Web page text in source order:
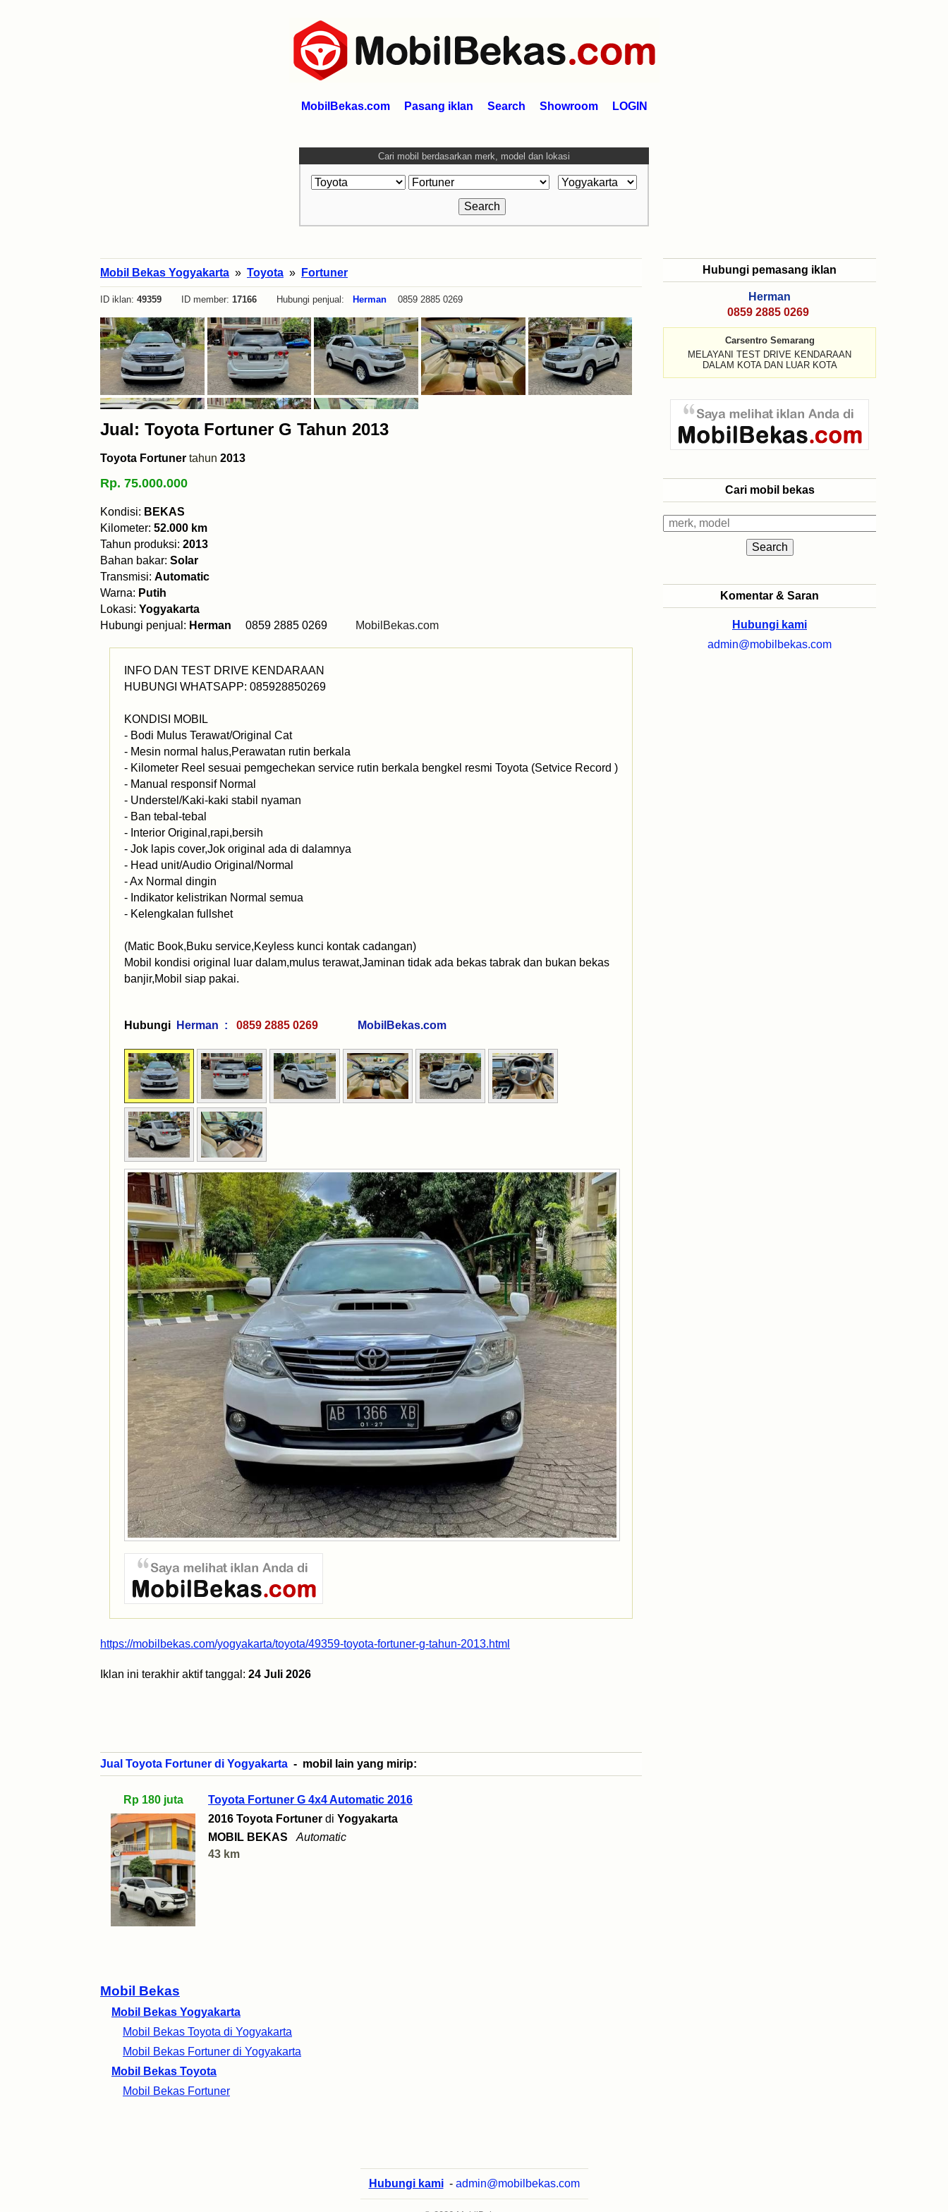
MobilBekas.com Pasang iklan Search Showroom LOGIN
Cari mobil berdasarkan merk, model dan lokasi
Mobil Bekas
Mobil Bekas Yogyakarta
Mobil Bekas Toyota di Yogyakarta
Mobil Bekas Fortuner di Yogyakarta
Mobil Bekas Toyota
Mobil Bekas Fortuner
Mobil Bekas Yogyakarta » Toyota » Fortuner
ID iklan: 49359 ID member: 17166 Hubungi penjual: Herman 0859 2885 0269
Jual: Toyota Fortuner G Tahun 2013
Toyota Fortuner tahun 2013
Rp. 75.000.000
Kondisi: BEKAS
Kilometer: 52.000 km
Tahun produksi: 2013
Bahan bakar: Solar
Transmisi: Automatic
Warna: Putih
Lokasi: Yogyakarta
Hubungi penjual: Herman 0859 2885 0269 MobilBekas.com
INFO DAN TEST DRIVE KENDARAAN
HUBUNGI WHATSAPP: 085928850269
KONDISI MOBIL
- Bodi Mulus Terawat/Original Cat
- Mesin normal halus,Perawatan rutin berkala
- Kilometer Reel sesuai pemgechekan service rutin berkala bengkel resmi Toyota (Setvice Record )
- Manual responsif Normal
- Understel/Kaki-kaki stabil nyaman
- Ban tebal-tebal
- Interior Original,rapi,bersih
- Jok lapis cover,Jok original ada di dalamnya
- Head unit/Audio Original/Normal
- Ax Normal dingin
- Indikator kelistrikan Normal semua
- Kelengkalan fullshet
(Matic Book,Buku service,Keyless kunci kontak cadangan)
Mobil kondisi original luar dalam,mulus terawat,Jaminan tidak ada bekas tabrak dan bukan bekas
banjir,Mobil siap pakai.
Hubungi Herman : 0859 2885 0269 MobilBekas.com
https://mobilbekas.com/yogyakarta/toyota/49359-toyota-fortuner-g-tahun-2013.html
Iklan ini terakhir aktif tanggal: 24 Juli 2026
Jual Toyota Fortuner di Yogyakarta - mobil lain yang mirip:
Rp 180 juta
Toyota Fortuner G 4x4 Automatic 2016
2016 Toyota Fortuner di Yogyakarta
MOBIL BEKAS
Automatic
43 km
Hubungi pemasang iklan
Herman
0859 2885 0269
Carsentro Semarang
MELAYANI TEST DRIVE KENDARAAN
DALAM KOTA DAN LUAR KOTA
Cari mobil bekas
Komentar & Saran
Hubungi kami
admin@mobilbekas.com
Hubungi kami - admin@mobilbekas.com